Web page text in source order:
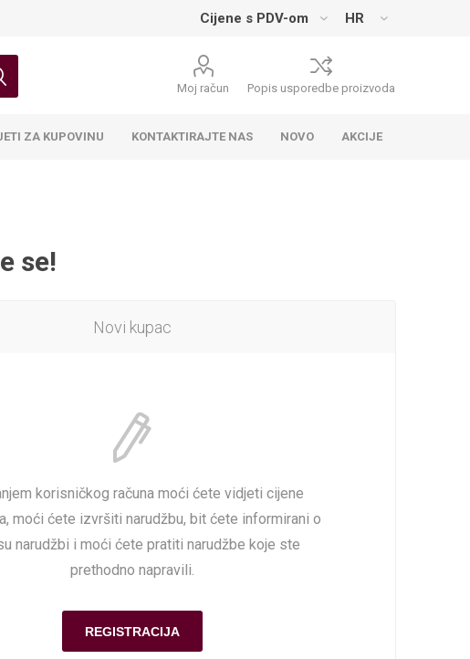
Moj račun Popis usporedbe proizvoda
ZA KUPOVINU KONTAKTIRAJTE NAS NOVO AKCIJE
se!
Novi kupac
korisničkog računa moći ćete vidjeti cijene
moći ćete izvršiti narudžbu, bit ćete informirani o
narudžbi i moći ćete pratiti narudžbe koje ste
prethodno napravili.